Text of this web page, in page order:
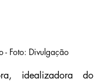
- Foto: Divulgação
idealizadora do